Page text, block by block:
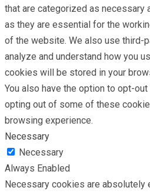
that are categorized as necessary
as they are essential for the
of the website. We also use third-
analyze and understand how you
cookies will be stored in your
You also have the option to opt-
opting out of some of these
browsing experience.
Necessary
Necessary
Always Enabled
Necessary cookies are